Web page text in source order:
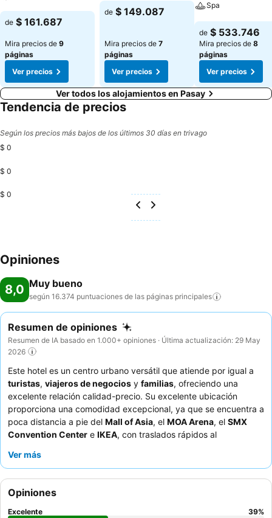
Ver precios
de $ 161.687
Mira precios de 9
páginas
Ver precios
Ver precios
de $ 149.087
Mira precios de 7
páginas
Ver precios
Spa
Ver precios
de $ 533.746
Mira precios de 8
páginas
Ver precios
Ver todos los alojamientos en Pasay
Tendencia de precios
Según los precios más bajos de los últimos 30 días en trivago
$ 0
$ 0
$ 0
Opiniones
8,0 Muy bueno
según 16.374 puntuaciones de las páginas principales
Resumen de opiniones
Resumen de IA basado en 1.000+ opiniones · Última actualización: 29 May
2026
Este hotel es un centro urbano versátil que atiende por igual a
turistas, viajeros de negocios y familias, ofreciendo una
excelente relación calidad-precio. Su excelente ubicación
proporciona una comodidad excepcional, ya que se encuentra a
poca distancia a pie del Mall of Asia, el MOA Arena, el SMX
Convention Center e IKEA, con traslados rápidos al
desayuno buffet
al excepcional personal, descrito como amable, complaciente y
de gran ayuda, que mejora aún más la experiencia
gastronómica con atentos chefs y camareros. Para una estancia
Ver más
Opiniones
Excelente 39%